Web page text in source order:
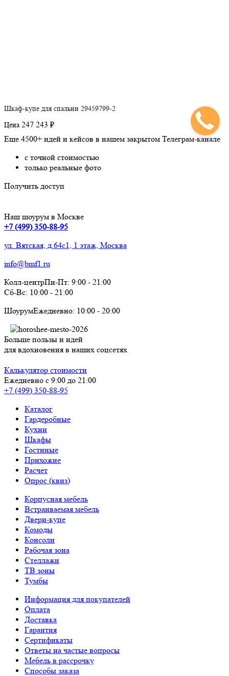
Шкаф-купе для спальни 29459799-2
Цена 247 243 ₽
Еще 4500+ идей и кейсов в нашем закрытом Телеграм-канале
с точной стоимостью
только реальные фото
Получить доступ
Наш шоурум в Москве
+7 (499) 350-88-95
ул. Вятская, д.64с1, 1 этаж, Москва
info@bmf1.ru
Колл-центрПн-Пт: 9:00 - 21:00
Сб-Вс: 10:00 - 21:00
ШоурумЕжедневно: 10:00 - 20:00
Больше пользы и идей
для вдохновения в наших соцсетях
Калькулятор стоимости
Ежедневно с 9:00 до 21:00
+7 (499) 350-88-95
Каталог
Гардеробные
Кухни
Шкафы
Гостиные
Прихожие
Расчет
Опрос (квиз)
Корпусная мебель
Встраиваемая мебель
Двери-купе
Комоды
Консоли
Рабочая зона
Стеллажи
ТВ зоны
Тумбы
Информация для покупателей
Оплата
Доставка
Гарантия
Сертификаты
Ответы на частые вопросы
Мебель в рассрочку
Способы заказа